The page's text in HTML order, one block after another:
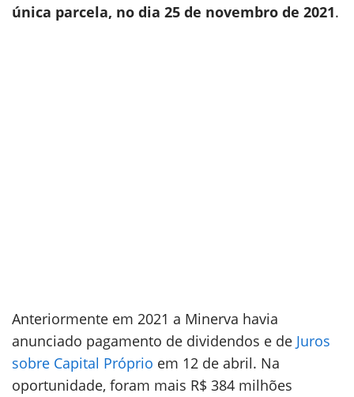
única parcela, no dia 25 de novembro de 2021.
Anteriormente em 2021 a Minerva havia
anunciado pagamento de dividendos e de Juros
sobre Capital Próprio em 12 de abril. Na
oportunidade, foram mais R$ 384 milhões